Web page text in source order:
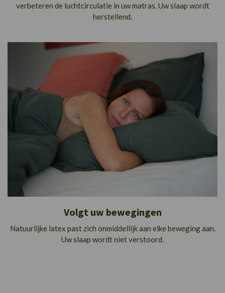
verbeteren de luchtcirculatie in uw matras. Uw slaap wordt
herstellend.
Volgt uw bewegingen
Natuurlijke latex past zich onmiddellijk aan elke beweging aan.
Uw slaap wordt niet verstoord.